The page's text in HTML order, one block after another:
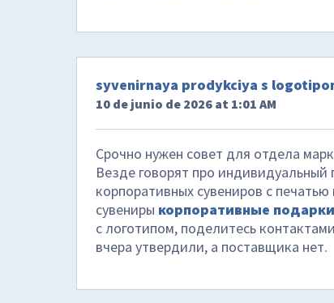
syvenirnaya prodykciya s
10 de junio de 2026 at 1:01 AM
Срочно нужен совет для отдела
Везде говорят про
корпоративных сувениров с
сувениры корпоративные
с логотипом, поделитесь
вчера утвердили, а поставщика нет.